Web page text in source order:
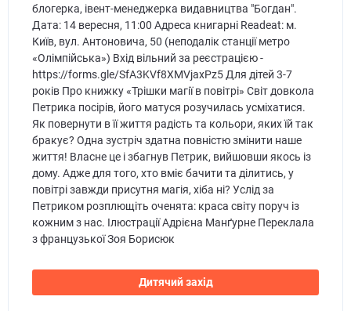
блогерка, івент-менеджерка видавництва "Богдан".
Дата: 14 вересня, 11:00 Адреса книгарні Readeat: м.
Київ, вул. Антоновича, 50 (неподалік станції метро
«Олімпійська») Вхід вільний за реєстрацією -
https://forms.gle/SfA3KVf8XMVjaxPz5 Для дітей 3-7
років Про книжку «Трішки магії в повітрі» Світ довкола
Петрика посірів, його матуся розучилась усміхатися.
Як повернути в її життя радість та кольори, яких їй так
бракує? Одна зустріч здатна повністю змінити наше
життя! Власне це і збагнув Петрик, вийшовши якось із
дому. Адже для того, хто вміє бачити та ділитись, у
повітрі завжди присутня магія, хіба ні? Услід за
Петриком розплющіть оченята: краса світу поруч із
кожним з нас. Ілюстрації Адрієна Манґурне Переклала
з французької Зоя Борисюк
Дитячий захід